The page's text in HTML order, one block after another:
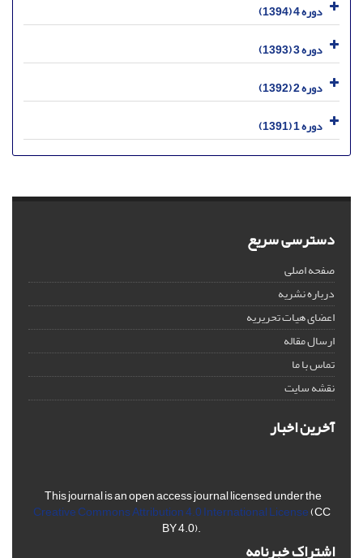
دوره 4 (1394)
دوره 3 (1393)
دوره 2 (1392)
دوره 1 (1391)
دسترسی سریع
صفحه اصلی
درباره نشریه
اعضای هیات تحریریه
ارسال مقاله
تماس با ما
نقشه سایت
آخرین اخبار
This journal is an open access journal licensed under the
Creative Commons Attribution 4.0 International License(CC
BY 4.0).
اشتراک خبرنامه